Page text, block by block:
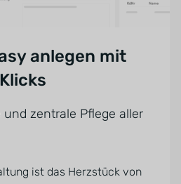
anlegen mit
und zentrale Pflege aller
ist das Herzstück von